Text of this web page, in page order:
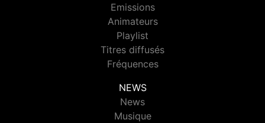
Emissions
Animateurs
Playlist
Titres diffusés
Fréquences
NEWS
News
Musique